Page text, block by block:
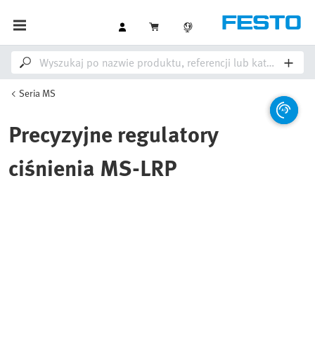
Seria MS
Precyzyjne regulatory
ciśnienia MS-LRP